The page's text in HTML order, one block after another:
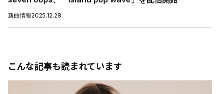
新曲情報2025.12.28
こんな記事も読まれています